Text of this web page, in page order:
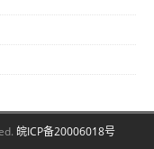
皖ICP备20006018号